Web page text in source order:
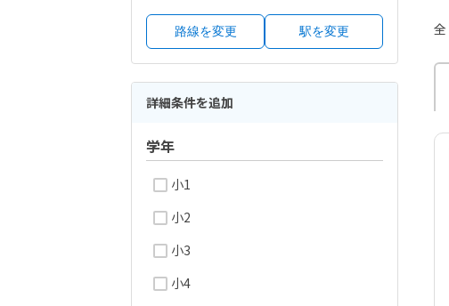
路線を変更 駅を変更
詳細条件を追加
学年
小1
小2
小3
小4
全